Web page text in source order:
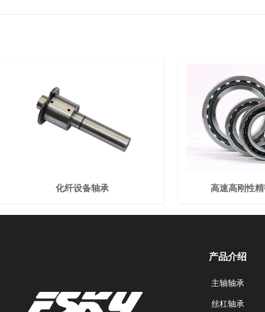
化纤设备轴承 高速高刚性
产品介绍
主轴轴承
丝杠轴承